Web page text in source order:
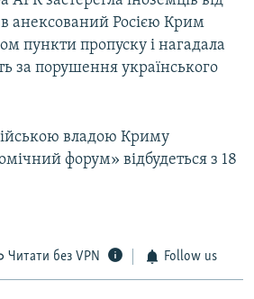
в анексований Росією Крим
пункти пропуску і нагадала
за порушення українського
владою Криму
форум» відбудеться з 18
Читати без VPN Follow us